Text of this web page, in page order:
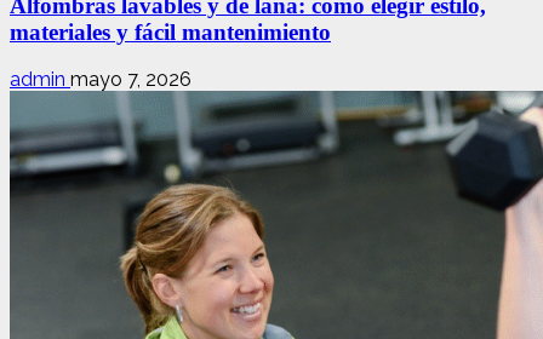
materiales y fácil mantenimiento
admin mayo 7, 2026